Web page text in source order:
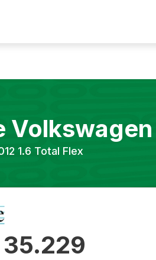
Volkswagen
1.6 Total Flex
35.229